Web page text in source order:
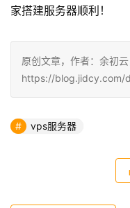
家搭建服务器顺利！
原创文章，作者：余初
https://blog.jidcy.com/
vps服务器